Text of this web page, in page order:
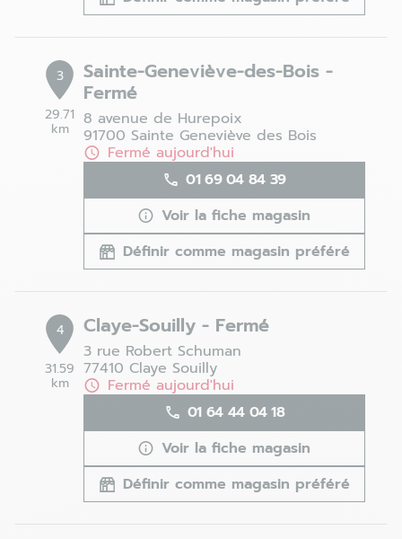
3
29.71
km
Sainte-Geneviève-des-Bois -
Fermé
8 avenue de Hurepoix
91700 Sainte Geneviève des Bois
Fermé aujourd'hui
01 69 04 84 39
Voir la fiche magasin
Définir comme magasin préféré
4
31.59
km
Claye-Souilly - Fermé
3 rue Robert Schuman
77410 Claye Souilly
Fermé aujourd'hui
01 64 44 04 18
Voir la fiche magasin
Définir comme magasin préféré